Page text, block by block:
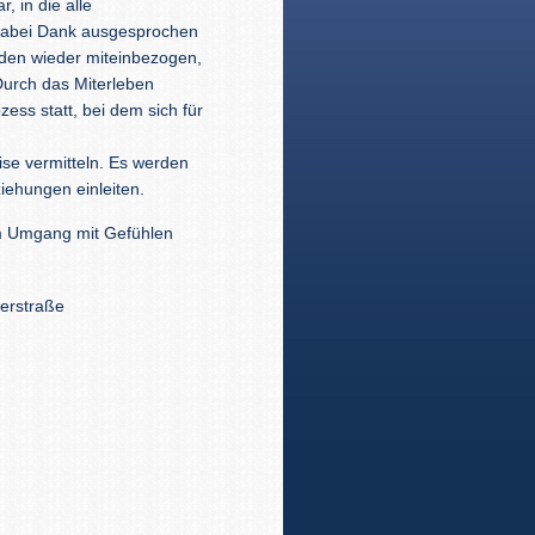
in die alle
Dank ausgesprochen
wieder miteinbezogen,
das Miterleben
statt, bei dem sich für
vermitteln. Es werden
einleiten.
Umgang mit Gefühlen